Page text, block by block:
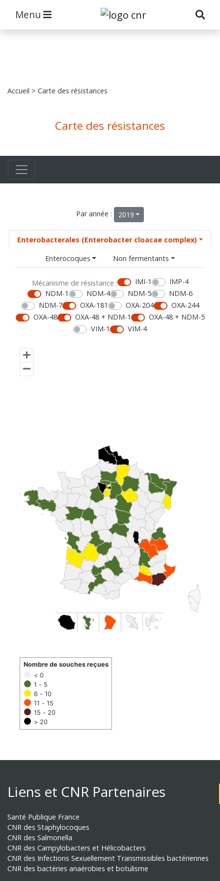
Menu
Accueil > Carte des résistances
Carte des résistances
Par année : 2019
Enterobacterales (Enterobacter cloacae complex)
Enterocoques
Non fermentants
Mécanisme de résistance : IMI-1
IMP-4
NDM-1
NDM-4 NDM-5
NDM-6
NDM-7
OXA-181 OXA-204
OXA-244
OXA-48
OXA-48 + NDM-1
OXA-48 + NDM-5
VIM-1
VIM-4
< 0
1 - 5
6 - 10
11 - 15
15 - 20
> 20
Nombre de souches reçues
Liens et CNR Partenaires
Santé Publique France
CNR des Staphylocoques
CNR des Salmonella
CNR des Campylobacters et Hélicobacters
CNR des Infections Sexuellement Transmissibles bactériennes
CNR des bactéries anaérobies et botulisme